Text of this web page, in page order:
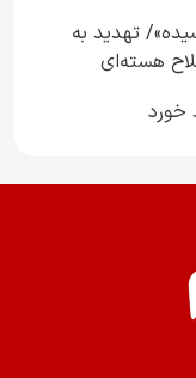
تهدید به
هسته‌ای
خورد